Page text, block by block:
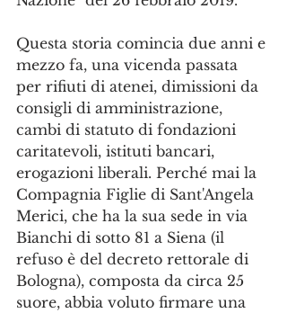
Questa storia comincia due anni e
mezzo fa, una vicenda passata
per rifiuti di atenei, dimissioni da
consigli di amministrazione,
cambi di statuto di fondazioni
caritatevoli, istituti bancari,
erogazioni liberali. Perché mai la
Compagnia Figlie di Sant'Angela
Merici, che ha la sua sede in via
Bianchi di sotto 81 a Siena (il
refuso è del decreto rettorale di
Bologna), composta da circa 25
suore, abbia voluto firmare una